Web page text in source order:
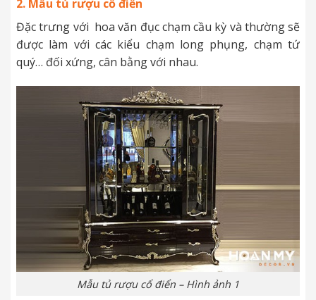
2. Mẫu tủ rượu cổ điển
Đặc trưng với hoa văn đục chạm cầu kỳ và thường sẽ
được làm với các kiểu chạm long phụng, chạm tứ
quý… đối xứng, cân bằng với nhau.
Mẫu tủ rượu cổ điển – Hình ảnh 1